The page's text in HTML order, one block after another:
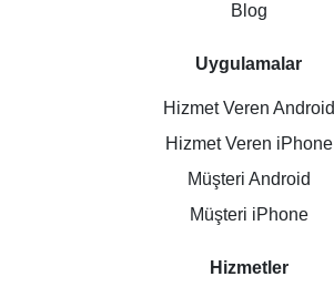
Blog
Uygulamalar
Hizmet Veren Android
Hizmet Veren iPhone
Müşteri Android
Müşteri iPhone
Hizmetler